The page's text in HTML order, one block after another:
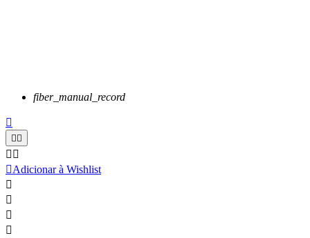
fiber_manual_record

 
 
Adicionar à Wishlist



